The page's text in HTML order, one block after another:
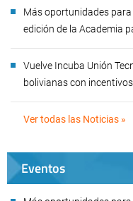
Más oportunidades
edición de la Academia
Vuelve Incuba Unión
bolivianas con
Ver todas las Noticias »
Eventos